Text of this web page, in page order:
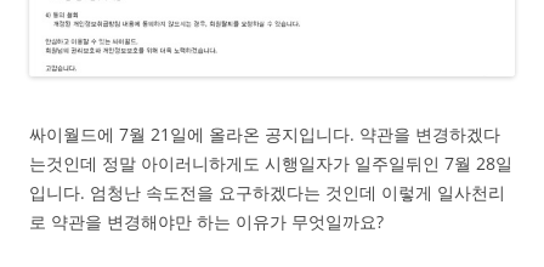
싸이월드에 7월 21일에 올라온 공지입니다. 약관을 변경하겠다
는것인데 정말 아이러니하게도 시행일자가 일주일뒤인 7월 28일
입니다. 엄청난 속도전을 요구하겠다는 것인데 이렇게 일사천리
로 약관을 변경해야만 하는 이유가 무엇일까요?